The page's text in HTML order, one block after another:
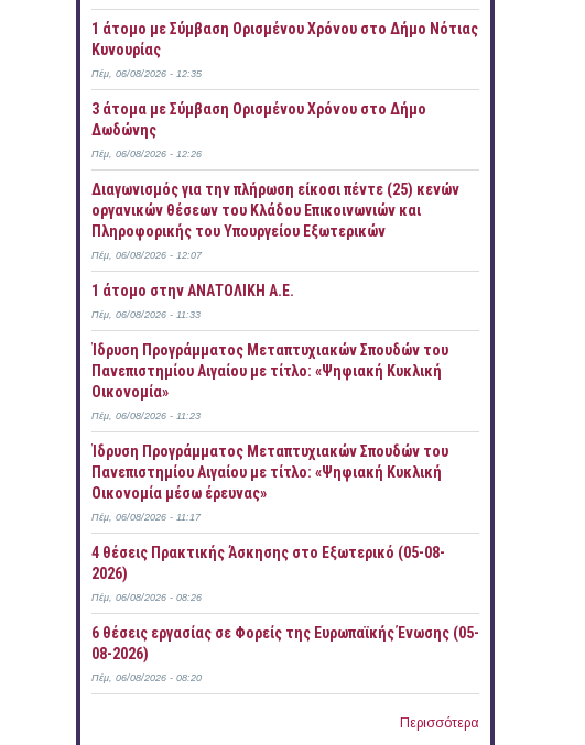
1 άτομο με Σύμβαση Ορισμένου Χρόνου στο Δήμο Νότιας
Κυνουρίας
Πέμ, 06/08/2026 - 12:35
3 άτομα με Σύμβαση Ορισμένου Χρόνου στο Δήμο
Δωδώνης
Πέμ, 06/08/2026 - 12:26
Διαγωνισμός για την πλήρωση είκοσι πέντε (25) κενών
οργανικών θέσεων του Κλάδου Επικοινωνιών και
Πληροφορικής του Υπουργείου Εξωτερικών
Πέμ, 06/08/2026 - 12:07
1 άτομο στην ΑΝΑΤΟΛΙΚΗ Α.Ε.
Πέμ, 06/08/2026 - 11:33
Ίδρυση Προγράμματος Μεταπτυχιακών Σπουδών του
Πανεπιστημίου Αιγαίου με τίτλο: «Ψηφιακή Κυκλική
Οικονομία»
Πέμ, 06/08/2026 - 11:23
Ίδρυση Προγράμματος Μεταπτυχιακών Σπουδών του
Πανεπιστημίου Αιγαίου με τίτλο: «Ψηφιακή Κυκλική
Οικονομία μέσω έρευνας»
Πέμ, 06/08/2026 - 11:17
4 θέσεις Πρακτικής Άσκησης στο Εξωτερικό (05-08-
2026)
Πέμ, 06/08/2026 - 08:26
6 θέσεις εργασίας σε Φορείς της Ευρωπαϊκής Ένωσης (05-
08-2026)
Πέμ, 06/08/2026 - 08:20
Περισσότερα